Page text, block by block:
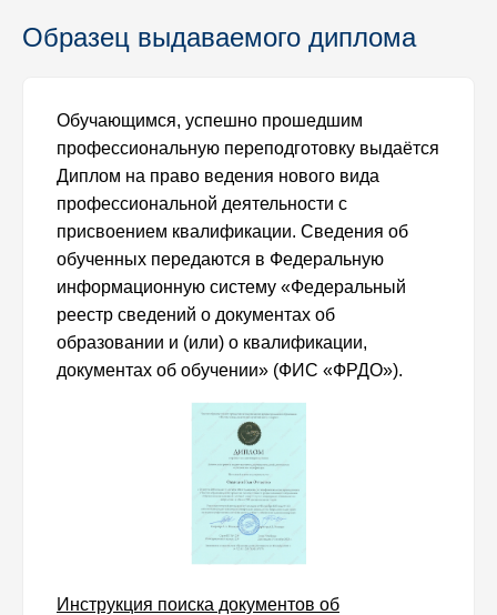
Образец выдаваемого диплома
Обучающимся, успешно прошедшим
профессиональную переподготовку выдаётся
Диплом на право ведения нового вида
профессиональной деятельности с
присвоением квалификации. Сведения об
обученных передаются в Федеральную
информационную систему «Федеральный
реестр сведений о документах об
образовании и (или) о квалификации,
документах об обучении» (ФИС «ФРДО»).
Инструкция поиска документов об